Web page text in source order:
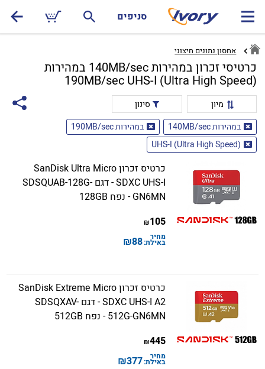
סניפים
אחסון נתונים חיצוני
כרטיסי זכרון במהירות 140MB/sec במהירות
190MB/sec UHS-I (Ultra High Speed)
מיון
סינון
במהירות 140MB/sec
במהירות 190MB/sec
UHS-I (Ultra High Speed)
כרטיס זכרון SanDisk Ultra Micro
SDXC UHS-I - דגם SDSQUAB-128G-
GN6MN - נפח 128GB
105
₪
מחיר
באילת:88
₪
כרטיס זכרון SanDisk Extreme Micro
SDXC UHS-I A2 - דגם SDSQXAV-
512G-GN6MN - נפח 512GB
445
₪
מחיר
באילת:377
₪